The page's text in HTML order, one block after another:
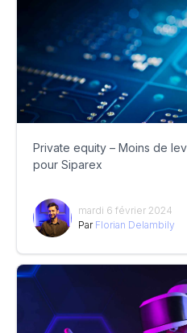
Private equity – Moins de
pour Siparex
mardi 6 février 2024
Par Florian Delambily